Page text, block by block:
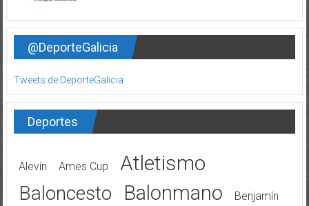
@DeporteGalicia
Tweets de DeporteGalicia
Deportes
Alevín Ames Cup Atletismo
Baloncesto Balonmano
Benjamín